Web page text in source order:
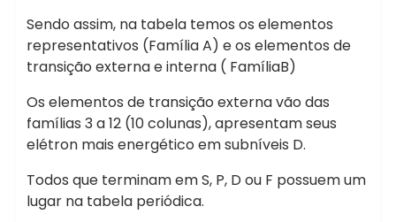
Sendo assim, na tabela temos os elementos
representativos (Família A) e os elementos de
transição externa e interna ( FamíliaB)
Os elementos de transição externa vão das
famílias 3 a 12 (10 colunas), apresentam seus
elétron mais energético em subníveis D.
Todos que terminam em S, P, D ou F possuem um
lugar na tabela periódica.